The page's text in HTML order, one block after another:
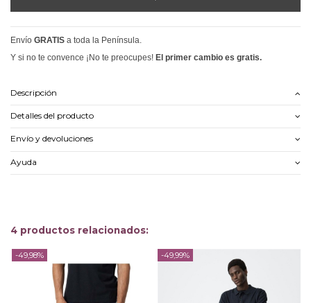
Envío GRATIS a toda la Península.
Y si no te convence ¡No te preocupes! El primer cambio es gratis.
Descripción
Detalles del producto
Envío y devoluciones
Ayuda
4 productos relacionados:
-49,98% -49,99%